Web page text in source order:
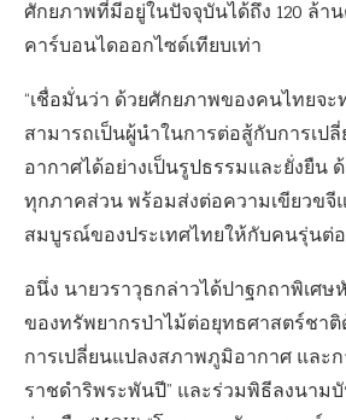
ศักยภาพที่มีอยู่ในปัจจุบันได้ถึง 120 ล้า
คาร์บอนไดออกไซด์เทียบเท่า
“เชื่อมั่นว่า ด้วยศักยภาพของคนไทยจะ
สามารถเป็นผู้นำในการต่อสู้กับการเป
อากาศได้อย่างเป็นรูปธรรมและยั่งยืน
ทุกภาคส่วน พร้อมส่งต่อความเขียวขจี
สมบูรณ์ของประเทศไทยให้กับคนรุ่นต่อ
อนึ่ง นายวราวุธกล่าวได้ปาฐกถาพิเศ
ของทรัพยากรป่าไม้ต่อยุทธศาสตร์ชา
การเปลี่ยนแปลงสภาพภูมิอากาศ และ
ราชดำริพระพันปี” และร่วมพิธีลงนาม